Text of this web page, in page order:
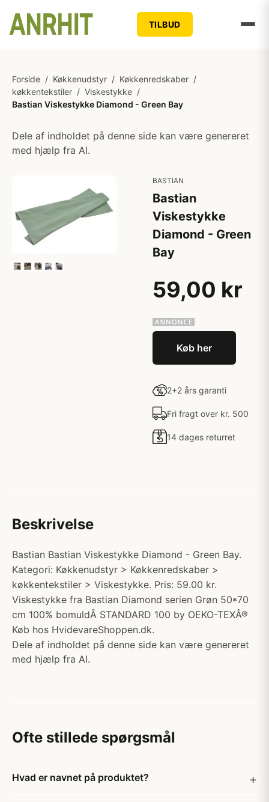
TILBUD
Forside / Køkkenudstyr / Køkkenredskaber /
køkkentekstiler / Viskestykke /
Bastian Viskestykke Diamond - Green Bay
Dele af indholdet på denne side kan være genereret
med hjælp fra AI.
BASTIAN
Bastian
Viskestykke
Diamond - Green
Bay
59,00 kr
Køb her
2+2 års garanti
Fri fragt over kr. 500
14 dages returret
Beskrivelse
Bastian Bastian Viskestykke Diamond - Green Bay.
Kategori: Køkkenudstyr > Køkkenredskaber >
køkkentekstiler > Viskestykke. Pris: 59.00 kr.
Viskestykke fra Bastian Diamond serien Grøn 50*70
cm 100% bomuldÂ STANDARD 100 by OEKO-TEXÂ®
Køb hos HvidevareShoppen.dk.
Dele af indholdet på denne side kan være genereret
med hjælp fra AI.
Ofte stillede spørgsmål
Hvad er navnet på produktet?